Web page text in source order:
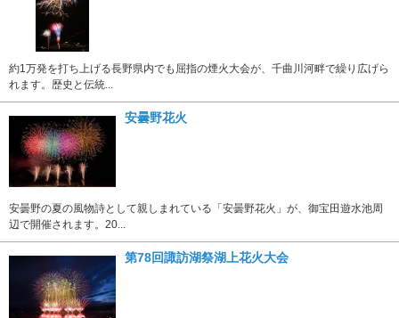
約1万発を打ち上げる長野県内でも屈指の煙火大会が、千曲川河畔で繰り広げら
れます。歴史と伝統...
安曇野花火
安曇野の夏の風物詩として親しまれている「安曇野花火」が、御宝田遊水池周
辺で開催されます。20...
第78回諏訪湖祭湖上花火大会